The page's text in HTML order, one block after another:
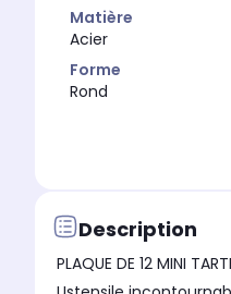
Matière
Acier
Forme
Rond
Description
PLAQUE DE 12 MINI